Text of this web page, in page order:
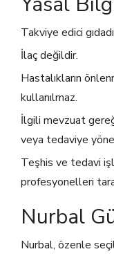
Takviye edici
İlaç değildir.
Hastalıkların
kullanılmaz.
İlgili mevzuat
veya tedaviye
Teşhis ve tedavi
profesyonelleri
Nurbal
Nurbal, özenle